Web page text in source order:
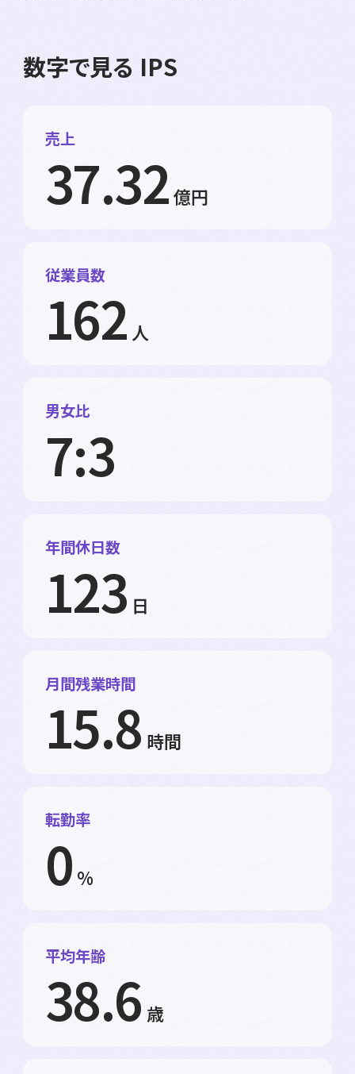
数字で見る IPS
売上
37.32億円
従業員数
162 人
男女比
7:3
年間休日数
123 日
月間残業時間
15.8 時間
転勤率
0 %
平均年齢
38.6 歳